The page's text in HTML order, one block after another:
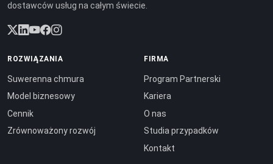
dostawców usług na całym świecie.
ROZWIĄZANIA
Suwerenna chmura
Model biznesowy
Cennik
Zrównoważony rozwój
FIRMA
Program Partnerski
Kariera
O nas
Studia przypadków
Kontakt